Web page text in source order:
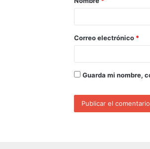
Correo electrónico *
Guarda mi nombre,